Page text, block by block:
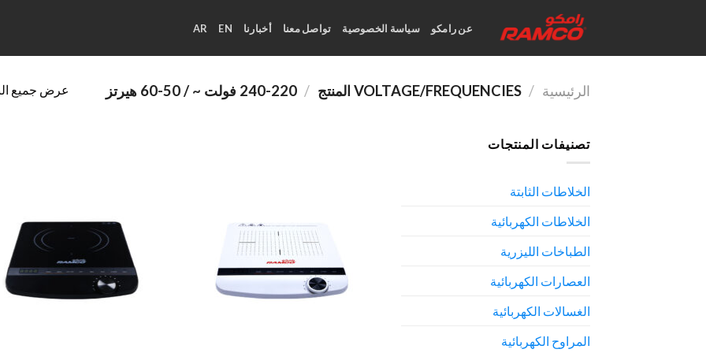
عن رامكو سياسة الخصوصية تواصل معنا أخبارنا EN
AR
الرئيسية / VOLTAGE/FREQUENCIES المنتج / 220-240 فولت ~ / 50-60 هيرتز عرض جميع
تصنيفات المنتجات
الخلاطات الثابتة
الخلاطات الكهربائية
الطباخات الليزرية
العصارات الكهربائية
الغسالات الكهربائية
المراوح الكهربائية